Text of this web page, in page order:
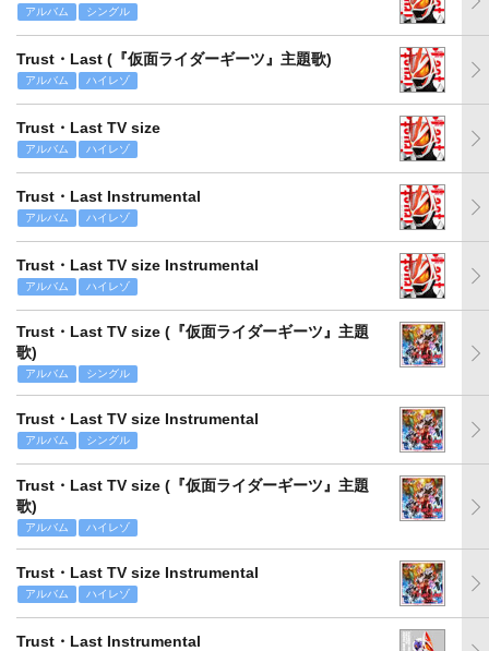
アルバム シングル
Trust・Last (『仮面ライダーギーツ』主題歌)
アルバム ハイレゾ
Trust・Last TV size
アルバム ハイレゾ
Trust・Last Instrumental
アルバム ハイレゾ
Trust・Last TV size Instrumental
アルバム ハイレゾ
Trust・Last TV size (『仮面ライダーギーツ』主題
歌)
アルバム シングル
Trust・Last TV size Instrumental
アルバム シングル
Trust・Last TV size (『仮面ライダーギーツ』主題
歌)
アルバム ハイレゾ
Trust・Last TV size Instrumental
アルバム ハイレゾ
Trust・Last Instrumental